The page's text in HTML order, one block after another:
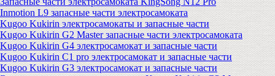
Inmotion L9 запасные части электросамоката
Kugoo Kukirin электросамокаты и запасные части
Kugoo Kukirin G2 Master запасные части электросамоката
Kugoo Kukirin G4 электросамокат и запасные части
Kugoo Kukirin C1 pro электросамокат и запасные части
Kugoo Kukirin G3 электросамокат и запасные части